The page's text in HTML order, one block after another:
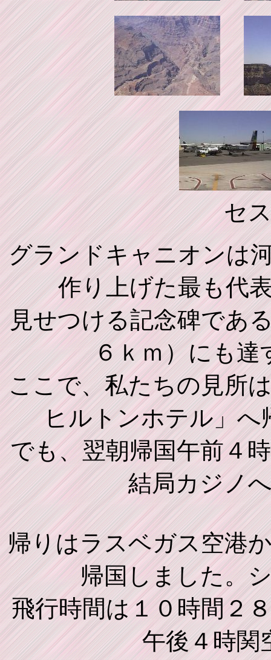
セス
グランドキャニオンは
作り上げた最も代
見せつける記念碑であ
６ｋｍ）にも達
ここで、私たちの見所
ヒルトンホテル」へ
でも、翌朝帰国午前４
結局カジノ
帰りはラスベガス空港
帰国しました。
飛行時間は１０時間２
午後４時関